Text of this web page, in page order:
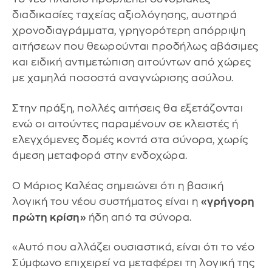
διαδικασίες ταχείας αξιολόγησης, αυστηρά
χρονοδιαγράμματα, γρηγορότερη απόρριψη
αιτήσεων που θεωρούνται προδήλως αβάσιμες
και ειδική αντιμετώπιση αιτούντων από χώρες
με χαμηλά ποσοστά αναγνώρισης ασύλου.
Στην πράξη, πολλές αιτήσεις θα εξετάζονται
ενώ οι αιτούντες παραμένουν σε κλειστές ή
ελεγχόμενες δομές κοντά στα σύνορα, χωρίς
άμεση μεταφορά στην ενδοχώρα.
Ο Μάριος Καλέας σημειώνει ότι η βασική
λογική του νέου συστήματος είναι η «γρήγορη
πρώτη κρίση» ήδη από τα σύνορα.
«Αυτό που αλλάζει ουσιαστικά, είναι ότι το νέο
Σύμφωνο επιχειρεί να μεταφέρει τη λογική της